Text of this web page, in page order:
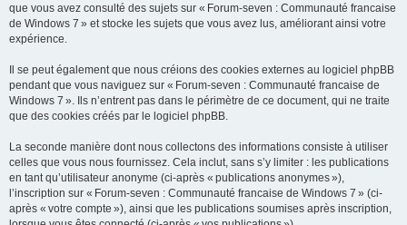
que vous avez consulté des sujets sur « Forum-seven : Communauté francaise
de Windows 7 » et stocke les sujets que vous avez lus, améliorant ainsi votre
expérience.
Il se peut également que nous créions des cookies externes au logiciel phpBB
pendant que vous naviguez sur « Forum-seven : Communauté francaise de
Windows 7 ». Ils n’entrent pas dans le périmètre de ce document, qui ne traite
que des cookies créés par le logiciel phpBB.
La seconde manière dont nous collectons des informations consiste à utiliser
celles que vous nous fournissez. Cela inclut, sans s’y limiter : les publications
en tant qu’utilisateur anonyme (ci-après « publications anonymes »),
l’inscription sur « Forum-seven : Communauté francaise de Windows 7 » (ci-
après « votre compte »), ainsi que les publications soumises après inscription,